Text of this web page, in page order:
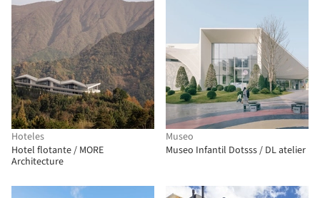
Hoteles
Hotel flotante / MORE
Architecture
Museo
Museo Infantil Dotsss / DL atelier